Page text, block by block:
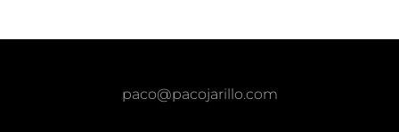
paco@pacojarillo.com